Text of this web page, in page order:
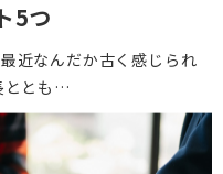
5つ
近なんだか古く感じられ
ととも…